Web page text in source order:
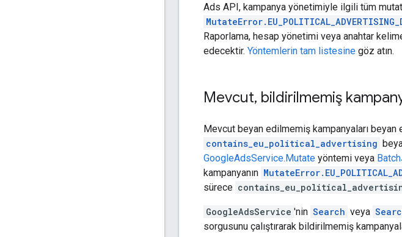
Ads API, kampanya yönetimiyle ilgili tüm
Raporlama, hesap yönetimi veya anahtar
edecektir. Yöntemlerin tam listesine göz atın.
Mevcut, bildirilmemiş
Mevcut beyan edilmemiş kampanyaları
contains_eu_political_advertising
GoogleAdsService.Mutate yöntemi veya
kampanyanın
sürece
GoogleAdsService 'nin Search veya
sorgusunu çalıştırarak bildirilmemiş